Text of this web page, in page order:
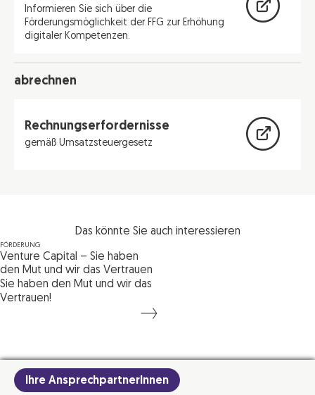
Informieren Sie sich über die
Förderungsmöglichkeit der FFG zur Erhöhung
digitaler Kompetenzen.
abrechnen
Rechnungserfordernisse
gemäß Umsatzsteuergesetz
Das könnte Sie auch interessieren
FÖRDERUNG
Venture Capital – Sie haben
den Mut und wir das Vertrauen
Sie haben den Mut und wir das
Vertrauen!
Alexandra Fleischhacker
Ihre AnsprechpartnerInnen
SFG
Die SFG
Sie suchen